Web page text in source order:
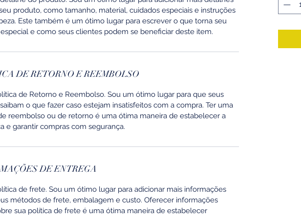
produto, como tamanho, material, cuidados especiais e instruções
Este também é um ótimo lugar para escrever o que torna seu
e como seus clientes podem se beneficiar deste item.
DE RETORNO E REEMBOLSO
de Retorno e Reembolso. Sou um ótimo lugar para que seus
o que fazer caso estejam insatisfeitos com a compra. Ter uma
reembolso ou de retorno é uma ótima maneira de estabelecer a
e garantir compras com segurança.
DE ENTREGA
de frete. Sou um ótimo lugar para adicionar mais informações
métodos de frete, embalagem e custo. Oferecer informações
sua política de frete é uma ótima maneira de estabelecer